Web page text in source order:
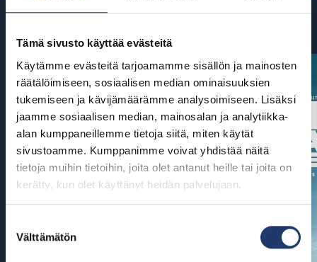
Tämä sivusto käyttää evästeitä
Käytämme evästeitä tarjoamamme sisällön ja mainosten
räätälöimiseen, sosiaalisen median ominaisuuksien
tukemiseen ja kävijämäärämme analysoimiseen. Lisäksi
jaamme sosiaalisen median, mainosalan ja analytiikka-
alan kumppaneillemme tietoja siitä, miten käytät
sivustoamme. Kumppanimme voivat yhdistää näitä
tietoja muihin tietoihin, joita olet antanut heille tai joita on
kerätty, kun olet käyttänyt heidän palvelujaan.
valinta
Välttämätön